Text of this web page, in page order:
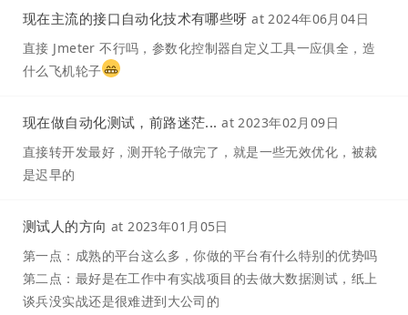
现在主流的接口自动化技术有哪些呀 at2024年06月04日
直接 Jmeter 不行吗，参数化控制器自定义工具一应俱全，造
什么飞机轮子
现在做自动化测试，前路迷茫... at2023年02月09日
直接转开发最好，测开轮子做完了，就是一些无效优化，被裁
是迟早的
测试人的方向 at2023年01月05日
第一点：成熟的平台这么多，你做的平台有什么特别的优势吗
第二点：最好是在工作中有实战项目的去做大数据测试，纸上
谈兵没实战还是很难进到大公司的